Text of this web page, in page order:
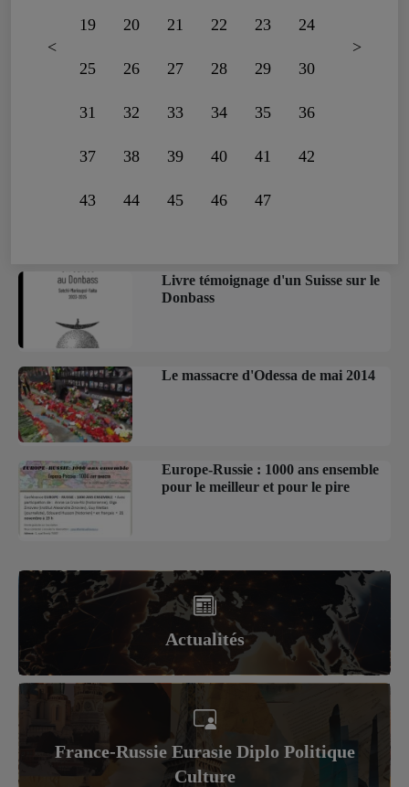
<
19 20 21 22 23 24
25 26 27 28 29 30
31 32 33 34 35 36
37 38 39 40 41 42
43 44 45 46 47
>
Livre témoignage d'un Suisse sur le
Donbass
Le massacre d'Odessa de mai 2014
Europe-Russie : 1000 ans ensemble
pour le meilleur et pour le pire
Actualités
France-Russie Eurasie Diplo Politique
Culture